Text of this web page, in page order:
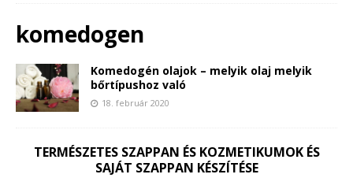
komedogen
Komedogén olajok – melyik olaj melyik
bőrtípushoz való
18. február 2020
TERMÉSZETES SZAPPAN ÉS KOZMETIKUMOK ÉS
SAJÁT SZAPPAN KÉSZÍTÉSE